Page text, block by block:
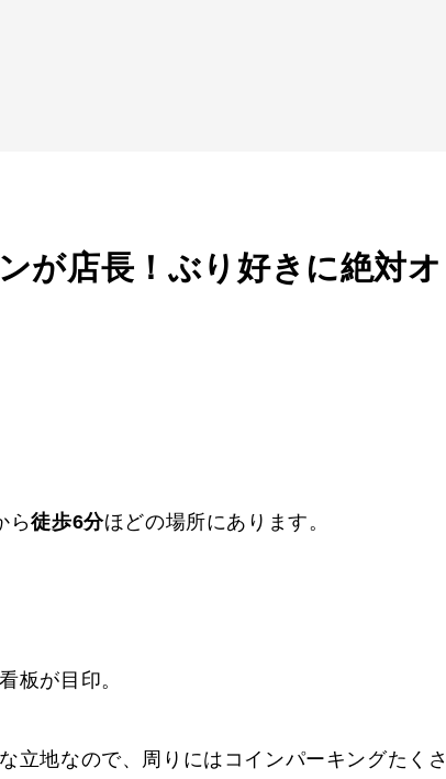
が店長！ぶり好きに絶対オ
ら徒歩6分ほどの場所にあります。
板が目印。
立地なので、周りにはコインパーキングたくさ